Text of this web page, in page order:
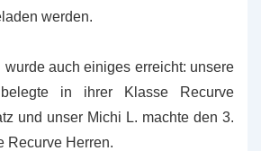
werden.
wurde auch einiges erreicht: unsere
in ihrer Klasse Recurve
und unser Michi L. machte den 3.
Recurve Herren.